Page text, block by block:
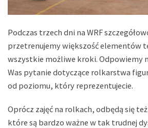
Podczas trzech dni na WRF
przetrenujemy większość elementów
wszystkie możliwe kroki. Odpowiemy
Was pytanie dotyczące rolkarstwa
od poziomu, który reprezentujecie.
Oprócz zajęć na rolkach, odbędą się
które są bardzo ważne w tak trudnej